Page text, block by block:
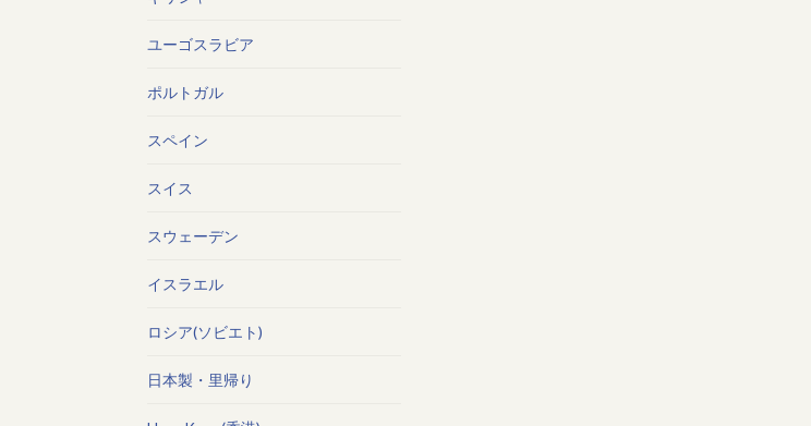
ユーゴスラビア
ポルトガル
スペイン
スイス
スウェーデン
イスラエル
ロシア(ソビエト)
日本製・里帰り